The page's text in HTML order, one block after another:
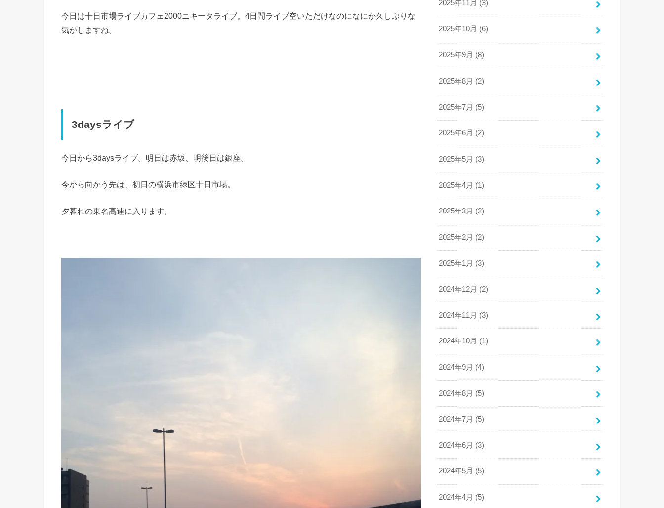
今日は十日市場ライブカフェ2000ニキータライブ。4日間ライブ空いただけなのになにか久しぶりな
気がしますね。
3daysライブ
今日から3daysライブ。明日は赤坂、明後日は銀座。
今から向かう先は、初日の横浜市緑区十日市場。
夕暮れの東名高速に入ります。
2025年11月 (3)
2025年10月 (6)
2025年9月 (8)
2025年8月 (2)
2025年7月 (5)
2025年6月 (2)
2025年5月 (3)
2025年4月 (1)
2025年3月 (2)
2025年2月 (2)
2025年1月 (3)
2024年12月 (2)
2024年11月 (3)
2024年10月 (1)
2024年9月 (4)
2024年8月 (5)
2024年7月 (5)
2024年6月 (3)
2024年5月 (5)
2024年4月 (5)